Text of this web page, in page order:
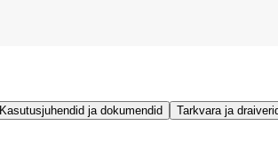
Kasutusjuhendid ja dokumendid Tarkvara ja